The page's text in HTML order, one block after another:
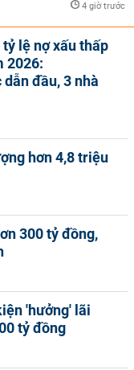
4 giờ trước
lệ nợ xấu thấp
2026:
đầu, 3 nhà
hơn 4,8 triệu
300 tỷ đồng,
'hưởng' lãi
tỷ đồng